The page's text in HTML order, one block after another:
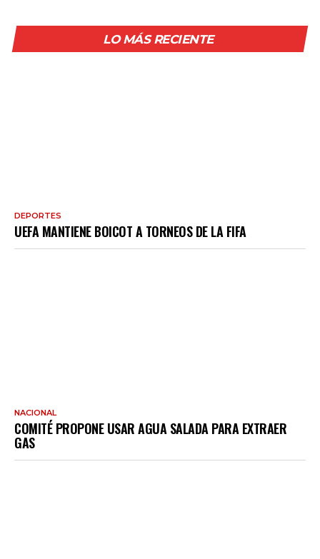
LO MÁS RECIENTE
DEPORTES
UEFA MANTIENE BOICOT A TORNEOS DE LA FIFA
NACIONAL
COMITÉ PROPONE USAR AGUA SALADA PARA EXTRAER
GAS